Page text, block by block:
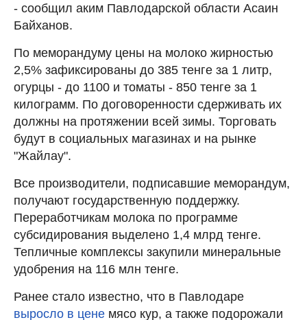
- сообщил аким Павлодарской области Асаин
Байханов.
По меморандуму цены на молоко жирностью
2,5% зафиксированы до 385 тенге за 1 литр,
огурцы - до 1100 и томаты - 850 тенге за 1
килограмм. По договоренности сдерживать их
должны на протяжении всей зимы. Торговать
будут в социальных магазинах и на рынке
"Жайлау".
Все производители, подписавшие меморандум,
получают государственную поддержку.
Переработчикам молока по программе
субсидирования выделено 1,4 млрд тенге.
Тепличные комплексы закупили минеральные
удобрения на 116 млн тенге.
Ранее стало известно, что в Павлодаре
выросло в цене мясо кур, а также подорожали